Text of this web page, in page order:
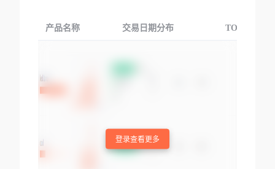
产品名称 交易日期分布 TOP3交易国
登录查看更多